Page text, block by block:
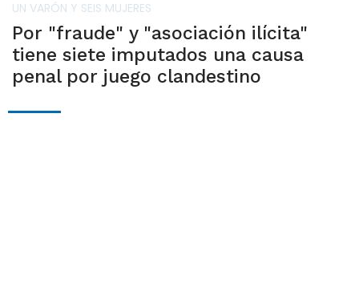
UN VARÓN Y SEIS MUJERES
Por "fraude" y "asociación ilícita"
tiene siete imputados una causa
penal por juego clandestino